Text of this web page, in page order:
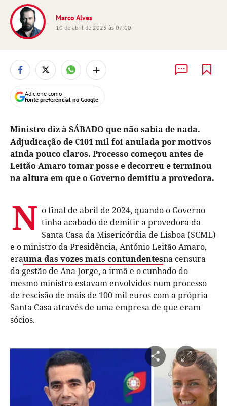
Marco Alves
10 de abril de 2025 às 07:00
+
Adicione como
fonte preferencial no Google
Ministro diz à SÁBADO que não sabia de nada.
Adjudicação de €101 mil foi anulada por motivos
ainda pouco claros. Processo começou antes de
Leitão Amaro tomar posse e decorreu e terminou
na altura em que o Governo demitiu a provedora.
N o final de abril de 2024, quando o Governo
tinha acabado de demitir a provedora da
Santa Casa da Misericórdia de Lisboa (SCML)
e o ministro da Presidência, António Leitão Amaro,
erauma das vozes mais contundentesna censura
da gestão de Ana Jorge, a irmã e o cunhado do
mesmo ministro estavam envolvidos num processo
de rescisão de mais de 100 mil euros com a própria
Santa Casa através de uma empresa de que eram
sócios.